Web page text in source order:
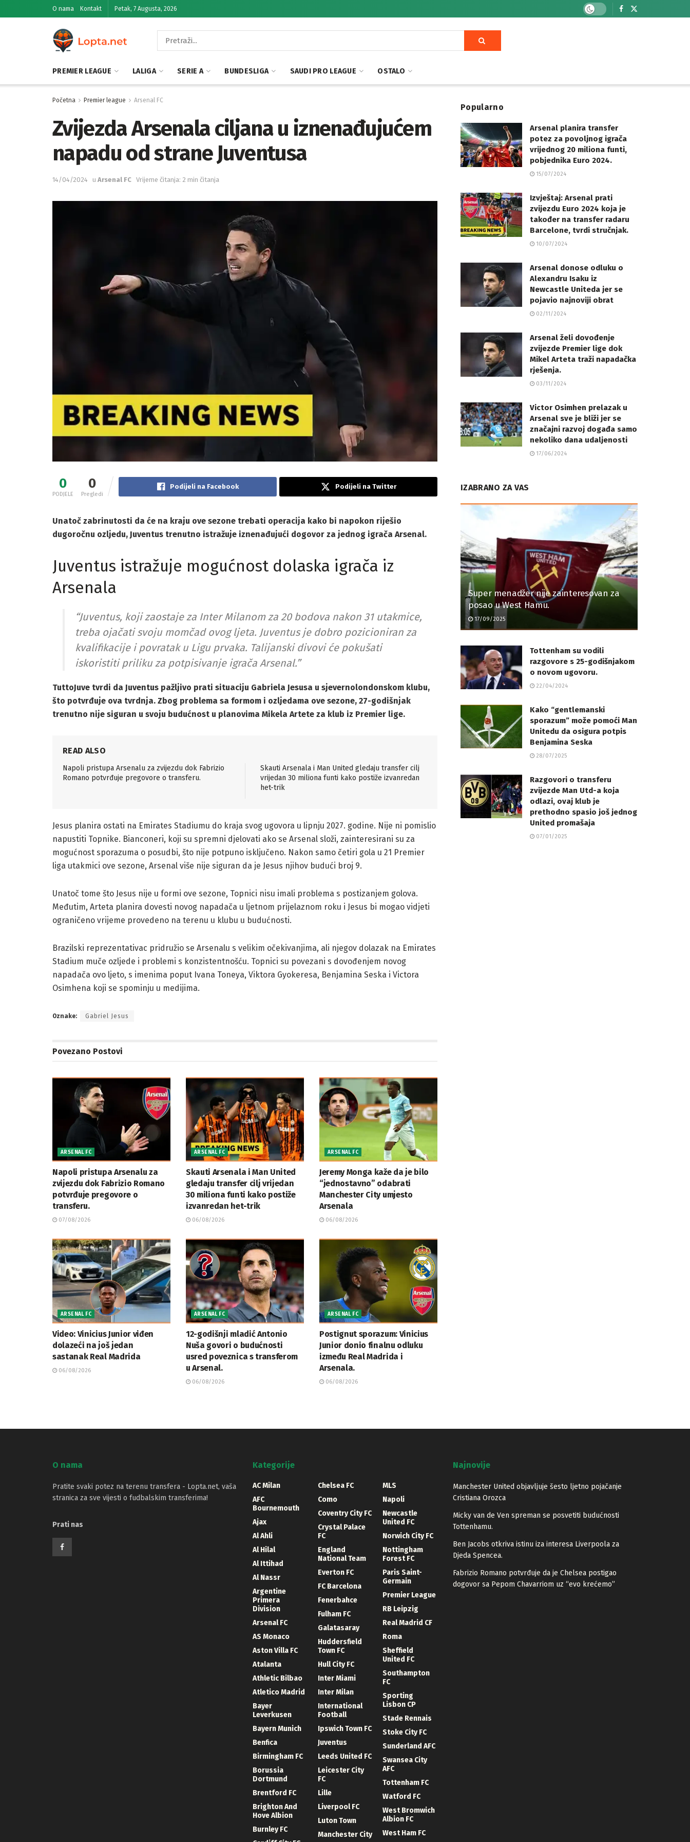
O nama Kontakt Petak, 7 Augusta, 2026
PREMIER LEAGUE LALIGA SERIE A BUNDESLIGA SAUDI PRO LEAGUE OSTALO
Početna Premier league Arsenal FC
Zvijezda Arsenala ciljana u iznenađujućem
napadu od strane Juventusa
14/04/2024 u Arsenal FC Vrijeme čitanja: 2 min čitanja
0
PODJELE
0
Pregledi
Podijeli na Facebook Podijeli na Twitter
Unatoč zabrinutosti da će na kraju ove sezone trebati operacija kako bi napokon riješio
dugoročnu ozljedu, Juventus trenutno istražuje iznenađujući dogovor za jednog igrača Arsenal.
Juventus istražuje mogućnost dolaska igrača iz
Arsenala
“Juventus, koji zaostaje za Inter Milanom za 20 bodova nakon 31 utakmice,
treba ojačati svoju momčad ovog ljeta. Juventus je dobro pozicioniran za
kvalifikacije i povratak u Ligu prvaka. Talijanski divovi će pokušati
iskoristiti priliku za potpisivanje igrača Arsenal.”
TuttoJuve tvrdi da Juventus pažljivo prati situaciju Gabriela Jesusa u sjevernolondonskom klubu,
što potvrđuje ova tvrdnja. Zbog problema sa formom i ozljedama ove sezone, 27-godišnjak
trenutno nije siguran u svoju budućnost u planovima Mikela Artete za klub iz Premier lige.
READ ALSO
Napoli pristupa Arsenalu za zvijezdu dok Fabrizio
Romano potvrđuje pregovore o transferu.
Skauti Arsenala i Man United gledaju transfer cilj
vrijedan 30 miliona funti kako postiže izvanredan
het-trik
Jesus planira ostati na Emirates Stadiumu do kraja svog ugovora u lipnju 2027. godine. Nije ni pomislio
napustiti Topnike. Bianconeri, koji su spremni djelovati ako se Arsenal složi, zainteresirani su za
mogućnost sporazuma o posudbi, što nije potpuno isključeno. Nakon samo četiri gola u 21 Premier
liga utakmici ove sezone, Arsenal više nije siguran da je Jesus njihov budući broj 9.
Unatoč tome što Jesus nije u formi ove sezone, Topnici nisu imali problema s postizanjem golova.
Međutim, Arteta planira dovesti novog napadača u ljetnom prijelaznom roku i Jesus bi mogao vidjeti
ograničeno vrijeme provedeno na terenu u klubu u budućnosti.
Brazilski reprezentativac pridružio se Arsenalu s velikim očekivanjima, ali njegov dolazak na Emirates
Stadium muče ozljede i problemi s konzistentnošću. Topnici su povezani s dovođenjem novog
napadača ovo ljeto, s imenima poput Ivana Toneya, Viktora Gyokeresa, Benjamina Seska i Victora
Osimhena koji se spominju u medijima.
Oznake: Gabriel Jesus
Povezano Postovi
ARSENAL FC
Napoli pristupa Arsenalu za
zvijezdu dok Fabrizio Romano
potvrđuje pregovore o
transferu.
07/08/2026
ARSENAL FC
Skauti Arsenala i Man United
gledaju transfer cilj vrijedan
30 miliona funti kako postiže
izvanredan het-trik
06/08/2026
ARSENAL FC
Jeremy Monga kaže da je bilo
“jednostavno” odabrati
Manchester City umjesto
Arsenala
06/08/2026
ARSENAL FC
Video: Vinicius Junior viđen
dolazeći na još jedan
sastanak Real Madrida
06/08/2026
ARSENAL FC
12-godišnji mladić Antonio
Nuša govori o budućnosti
usred poveznica s transferom
u Arsenal.
06/08/2026
ARSENAL FC
Postignut sporazum: Vinicius
Junior donio finalnu odluku
između Real Madrida i
Arsenala.
06/08/2026
Popularno
Arsenal planira transfer
potez za povoljnog igrača
vrijednog 20 miliona funti,
pobjednika Euro 2024.
15/07/2024
Izvještaj: Arsenal prati
zvijezdu Euro 2024 koja je
također na transfer radaru
Barcelone, tvrdi stručnjak.
10/07/2024
Arsenal donose odluku o
Alexandru Isaku iz
Newcastle Uniteda jer se
pojavio najnoviji obrat
02/11/2024
Arsenal želi dovođenje
zvijezde Premier lige dok
Mikel Arteta traži napadačka
rješenja.
03/11/2024
Victor Osimhen prelazak u
Arsenal sve je bliži jer se
značajni razvoj događa samo
nekoliko dana udaljenosti
17/06/2024
IZABRANO ZA VAS
Super menadžer nije zainteresovan za
posao u West Hamu.
17/09/2025
Tottenham su vodili
razgovore s 25-godišnjakom
o novom ugovoru.
22/04/2024
Kako “gentlemanski
sporazum” može pomoći Man
Unitedu da osigura potpis
Benjamina Seska
28/07/2025
Razgovori o transferu
zvijezde Man Utd-a koja
odlazi, ovaj klub je
prethodno spasio još jednog
United promašaja
07/01/2025
O nama
Pratite svaki potez na terenu transfera - Lopta.net, vaša
stranica za sve vijesti o fudbalskim transferima!
Prati nas
Kategorije
AC Milan
AFC
Bournemouth
Ajax
Al Ahli
Al Hilal
Al Ittihad
Al Nassr
Argentine
Primera
Division
Arsenal FC
AS Monaco
Aston Villa FC
Atalanta
Athletic Bilbao
Atletico Madrid
Bayer
Leverkusen
Bayern Munich
Benfica
Birmingham FC
Borussia
Dortmund
Brentford FC
Brighton And
Hove Albion
Burnley FC
Chelsea FC
Como
Coventry City FC
Crystal Palace
FC
England
National Team
Everton FC
FC Barcelona
Fenerbahce
Fulham FC
Galatasaray
Huddersfield
Town FC
Hull City FC
Inter Miami
Inter Milan
International
Football
Ipswich Town FC
Juventus
Leeds United FC
Leicester City
FC
Lille
Liverpool FC
Luton Town
Manchester City
MLS
Napoli
Newcastle
United FC
Norwich City FC
Nottingham
Forest FC
Paris Saint-
Germain
Premier League
RB Leipzig
Real Madrid CF
Roma
Sheffield
United FC
Southampton
FC
Sporting
Lisbon CP
Stade Rennais
Stoke City FC
Sunderland AFC
Swansea City
AFC
Tottenham FC
Watford FC
West Bromwich
Albion FC
West Ham FC
Najnovije
Manchester United objavljuje šesto ljetno pojačanje
Cristiana Orozca
Micky van de Ven spreman se posvetiti budućnosti
Tottenhamu.
Ben Jacobs otkriva istinu iza interesa Liverpoola za
Djeda Spencea.
Fabrizio Romano potvrđuje da je Chelsea postigao
dogovor sa Pepom Chavarriom uz “evo krećemo”